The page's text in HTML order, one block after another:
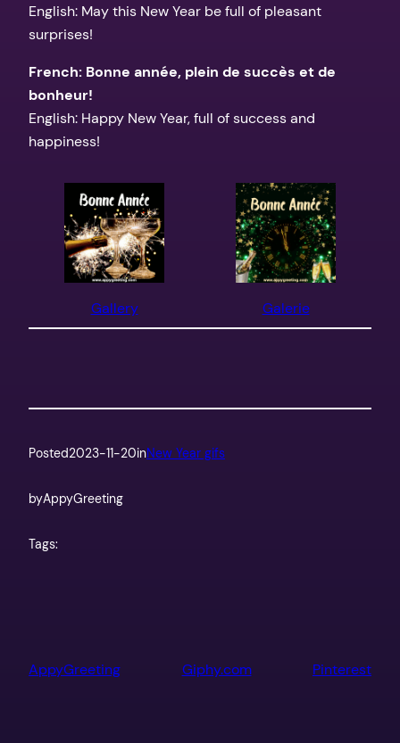
English: May this New Year be full of pleasant
surprises!
French: Bonne année, plein de succès et de
bonheur!
English: Happy New Year, full of success and
happiness!
Gallery Galerie
Posted2023-11-20inNew Year gifs
byAppyGreeting
Tags:
AppyGreeting Giphy.com Pinterest